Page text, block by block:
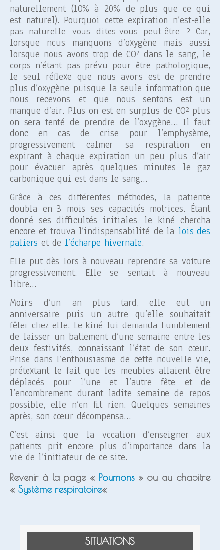
naturellement (10% à 20% de plus que ce qui
est naturel). Pourquoi cette expiration n’est-elle
pas naturelle vous dites-vous peut-être ? Car,
lorsque nous manquons d’oxygène mais aussi
lorsque nous avons trop de CO² dans le sang, le
corps n’étant pas prévu pour être pathologique,
le seul réflexe que nous avons est de prendre
plus d’oxygène puisque la seule information que
nous recevons et que nous sentons est un
manque d’air. Plus on est en surplus de CO² plus
on sera tenté de prendre de l’oxygène… Il faut
donc en cas de crise pour l’emphysème,
progressivement calmer sa respiration en
expirant à chaque expiration un peu plus d’air
pour évacuer après quelques minutes le gaz
carbonique qui est dans le sang…
Grâce à ces différentes méthodes, la patiente
doubla en 3 mois ses capacités motrices. Étant
donné ses difficultés initiales, le kiné chercha
encore et trouva l’indispensabilité de la lois des
paliers et de l’écharpe hivernale.
Elle put dès lors à nouveau reprendre sa voiture
progressivement. Elle se sentait à nouveau
libre…
Moins d’un an plus tard, elle eut un
anniversaire puis un autre qu’elle souhaitait
fêter chez elle. Le kiné lui demanda humblement
de laisser un battement d’une semaine entre les
deux festivités, connaissant l’état de son cœur.
Prise dans l’enthousiasme de cette nouvelle vie,
prétextant le fait que les meubles allaient être
déplacés pour l’une et l’autre fête et de
l’encombrement durant ladite semaine de repos
possible, elle n’en fit rien. Quelques semaines
après, son cœur décompensa…
C’est ainsi que la vocation d’enseigner aux
patients prit encore plus d’importance dans la
vie de l’initiateur de ce site.
Revenir à la page « Poumons» ou au chapitre
« Système respiratoire«
SITUATIONS